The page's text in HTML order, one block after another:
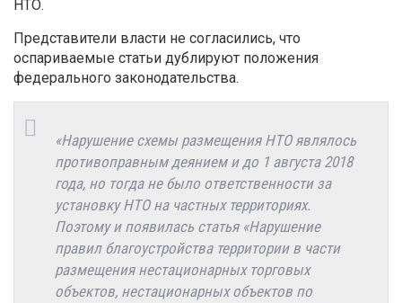
НТО.
Представители власти не согласились, что
оспариваемые статьи дублируют положения
федерального законодательства.
«Нарушение схемы размещения НТО являлось
противоправным деянием и до 1 августа 2018
года, но тогда не было ответственности за
установку НТО на частных территориях.
Поэтому и появилась статья «Нарушение
правил благоустройства территории в части
размещения нестационарных торговых
объектов, нестационарных объектов по